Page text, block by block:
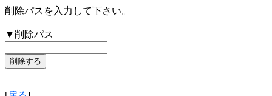
削除パスを入力して下さい。
▼削除パス